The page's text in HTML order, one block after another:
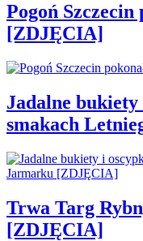
Pogoń
[ZDJĘCIA]
Jadalne
smakach
Trwa Targ
[ZDJĘCIA]